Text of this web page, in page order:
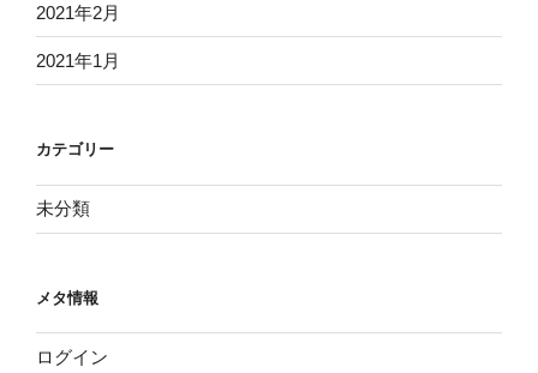
2021年2月
2021年1月
カテゴリー
未分類
メタ情報
ログイン